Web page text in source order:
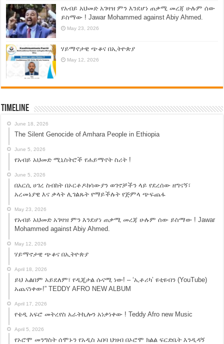
የአብይ አህመድ አገዛዝ ምን እንደሆነ ጠቃሚ መረጃ ሁሉም ሰው
ይስማው ! Jawar Mohammed against Abiy Ahmed.
May 23, 2026
ሃይማኖታዊ ጭቆና በኢትዮጵያ
May 12, 2026
Timeline
June 18, 2026
The Silent Genocide of Amhara People in Ethiopia
June 5, 2026
የአብይ አህመድ ሚኒስትሮች የሐይማኖት ስሪት !
June 5, 2026
በአርሲ ሀገረ ስብከት በኦርቶዶክሳውያን ወገኖቻችን ላይ የደረሰው ዘግናኝ፣
አረመኔያዊ እና ቃላት ሊገልጹት የማይችሉት የጅምላ ጭፍጨፋ
May 23, 2026
የአብይ አህመድ አገዛዝ ምን እንደሆነ ጠቃሚ መረጃ ሁሉም ሰው ይስማው ! Jawar
Mohammed against Abiy Ahmed.
May 12, 2026
ሃይማኖታዊ ጭቆና በኢትዮጵያ
April 18, 2026
ይህ አልበም አይደለም፣ የዲጂታል ሱናሚ ነው! – ‘ኢቶሪካ’ ዩቲዩብን (YouTube)
አጨናነቀው!” TEDDY AFRO NEW ALBUM
April 17, 2026
የቴዲ አፍሮ መትረየስ አራትኪሎን አነቃነቀው ! Teddy Afro new Music
April 5, 2026
የኦሮሞ መንግስት ሰሞኑን የአዲስ አበባ ህዝብ በኦሮሞ ክልል ፍርድቤት እንዲዳኝ